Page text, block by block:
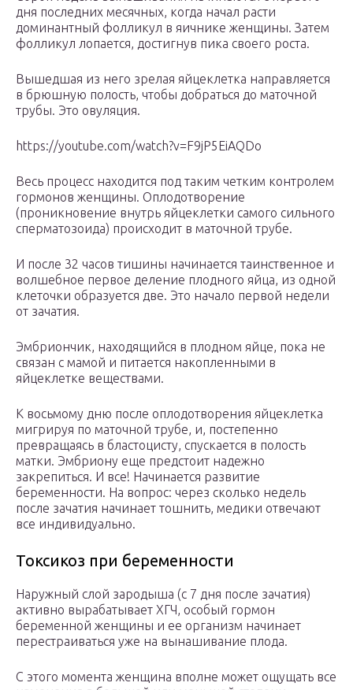
дня последних месячных, когда начал расти
доминантный фолликул в яичнике женщины. Затем
фолликул лопается, достигнув пика своего роста.
Вышедшая из него зрелая яйцеклетка направляется
в брюшную полость, чтобы добраться до маточной
трубы. Это овуляция.
https://youtube.com/watch?v=F9jP5EiAQDo
Весь процесс находится под таким четким контролем
гормонов женщины. Оплодотворение
(проникновение внутрь яйцеклетки самого сильного
сперматозоида) происходит в маточной трубе.
И после 32 часов тишины начинается таинственное и
волшебное первое деление плодного яйца, из одной
клеточки образуется две. Это начало первой недели
от зачатия.
Эмбриончик, находящийся в плодном яйце, пока не
связан с мамой и питается накопленными в
яйцеклетке веществами.
К восьмому дню после оплодотворения яйцеклетка
мигрируя по маточной трубе, и, постепенно
превращаясь в бластоцисту, спускается в полость
матки. Эмбриону еще предстоит надежно
закрепиться. И все! Начинается развитие
беременности. На вопрос: через сколько недель
после зачатия начинает тошнить, медики отвечают
все индивидуально.
Токсикоз при беременности
Наружный слой зародыша (с 7 дня после зачатия)
активно вырабатывает ХГЧ, особый гормон
беременной женщины и ее организм начинает
перестраиваться уже на вынашивание плода.
С этого момента женщина вполне может ощущать все